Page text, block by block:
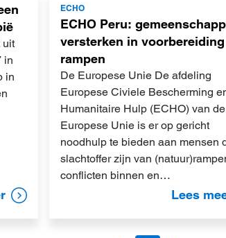
uit
in
in
ECHO
ECHO Peru:
versterken in
rampen
De Europese Unie De afdeling
Europese Civiele Bescherming
Humanitaire Hulp (ECHO) van de
Europese Unie is er op gericht
noodhulp te bieden aan mensen
slachtoffer zijn van
conflicten binnen en…
Lees
meer